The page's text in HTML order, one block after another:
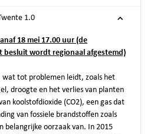
1.0
18 mei 17.00 uur (de
besluit wordt regionaal afgestemd)
wat tot problemen leidt, zoals het
droogte en het verlies van planten
koolstofdioxide (CO2), een gas dat
van fossiele brandstoffen zoals
belangrijke oorzaak van. In 2015